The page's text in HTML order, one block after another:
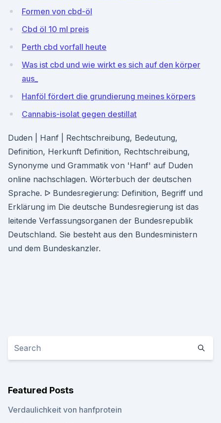
Formen von cbd-öl
Cbd öl 10 ml preis
Perth cbd vorfall heute
Was ist cbd und wie wirkt es sich auf den körper
aus_
Hanföl fördert die grundierung meines körpers
Cannabis-isolat gegen destillat
Duden | Hanf | Rechtschreibung, Bedeutung,
Definition, Herkunft Definition, Rechtschreibung,
Synonyme und Grammatik von 'Hanf' auf Duden
online nachschlagen. Wörterbuch der deutschen
Sprache. ᐅ Bundesregierung: Definition, Begriff und
Erklärung im Die deutsche Bundesregierung ist das
leitende Verfassungsorganen der Bundesrepublik
Deutschland. Sie besteht aus den Bundesministern
und dem Bundeskanzler.
Featured Posts
Verdaulichkeit von hanfprotein